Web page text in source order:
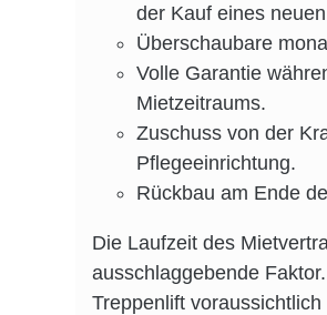
der Kauf eines
Überschaubare
Volle Garantie
Mietzeitraums.
Zuschuss von der
Pflegeeinrichtung.
Rückbau am Ende
Die Laufzeit des
ausschlaggebende
Treppenlift